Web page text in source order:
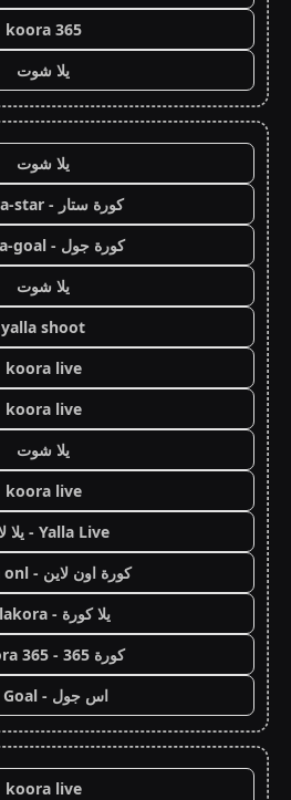
koora 365
يلا شوت
يلا شوت
كورة ستار - koora-star
كورة جول - koora-goal
يلا شوت
yalla shoot
koora live
koora live
يلا شوت
koora live
Yalla Live - يلا لايف
كورة اون لاين - koora onl
يلا كورة - yallakora
كورة 365 - kooora 365
اس جول - AS Goal
koora live